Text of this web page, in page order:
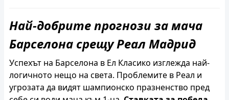
Най-добрите прогнози за мача
Барселона срещу Реал Мадрид
Успехът на Барселона в Ел Класико изглежда най-
логичното нещо на света. Проблемите в Реал и
угрозата да видят шампионско празненство пред